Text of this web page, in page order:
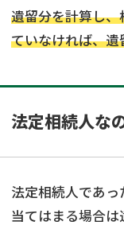
遺留分を計算し
ていなければ、
法定相続人な
法定相続人であ
当てはまる場合は